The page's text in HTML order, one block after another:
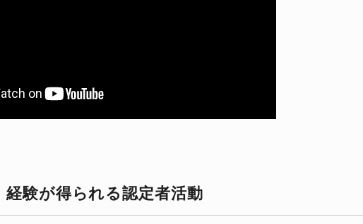
経験が得られる認定者活動